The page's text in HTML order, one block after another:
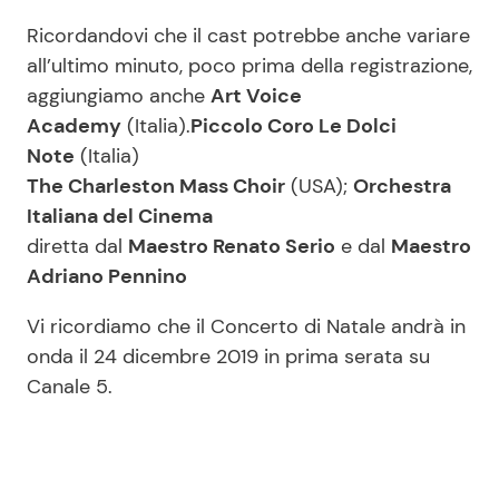
Ricordandovi che il cast potrebbe anche variare
all’ultimo minuto, poco prima della registrazione,
aggiungiamo anche Art Voice
Academy (Italia).Piccolo Coro Le Dolci
Note (Italia)
The Charleston Mass Choir (USA); Orchestra
Italiana del Cinema
diretta dal Maestro Renato Serio e dal Maestro
Adriano Pennino
Vi ricordiamo che il Concerto di Natale andrà in
onda il 24 dicembre 2019 in prima serata su
Canale 5.